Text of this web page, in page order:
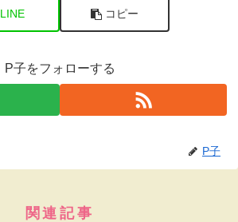
LINE コピー
P子をフォローする
P子
関連記事